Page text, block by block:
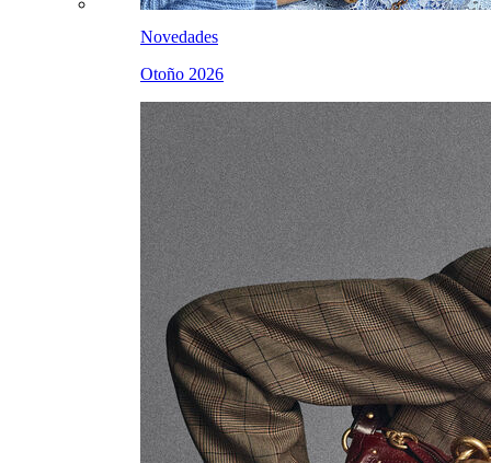
Novedades
Otoño 2026